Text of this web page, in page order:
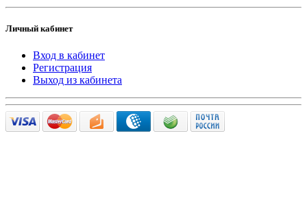
Личный кабинет
Вход в кабинет
Регистрация
Выход из кабинета